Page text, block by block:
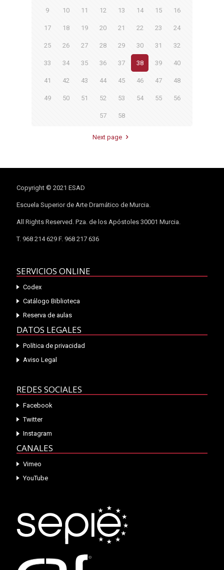
9 10 11 12 13 14 15 16
17 18 19 20 21 22 23 24
25 26 27 28 29 30 31 32
33 34 35 36 37 38 39 40
41 42 43 44 45 46 47 48
49 50 51 52 53 54 55 56
57 58
Next page
Copyright © 2021 ESAD
Escuela Superior de Arte Dramático de Murcia.
All Rights Reserved. Pza. de los Apóstoles 30001 Murcia.
T. 968 214 629 F. 968 217 636
SERVICIOS ONLINE
Codex
Catálogo Biblioteca
Reserva de aulas
DATOS LEGALES
Política de privacidad
Aviso Legal
REDES SOCIALES
Facebook
Twitter
Instagram
CANALES
Vimeo
YouTube